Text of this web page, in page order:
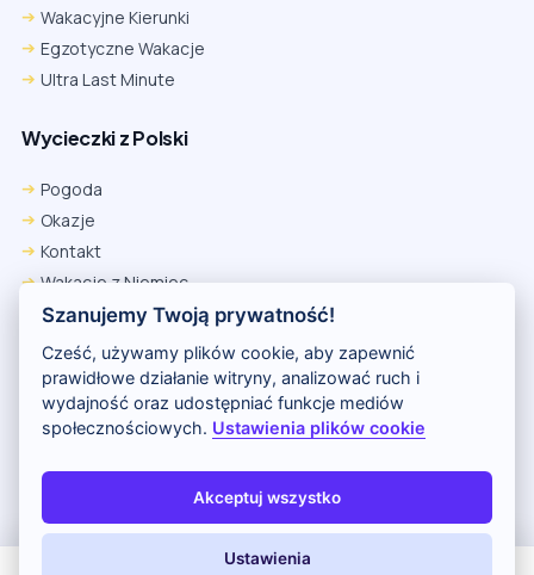
Wakacyjne Kierunki
Egzotyczne Wakacje
Ultra Last Minute
Wycieczki z Polski
Pogoda
Okazje
Kontakt
Wakacje z Niemiec
Polityka Prywatności
Wakacje w Egipcie
Rankingi hoteli
Kontakt i reklama
Polityka prywatności
Copyright (c) 2026 Odkryj Wakacje
Szanujemy Twoją prywatność!
Cześć, używamy plików cookie, aby zapewnić
prawidłowe działanie witryny, analizować ruch i
wydajność oraz udostępniać funkcje mediów
społecznościowych. Ustawienia plików cookie
Akceptuj wszystko
Ustawienia